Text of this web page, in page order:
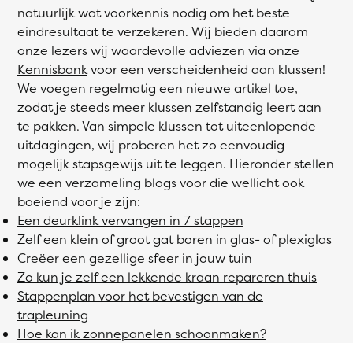
natuurlijk wat voorkennis nodig om het beste
eindresultaat te verzekeren. Wij bieden daarom
onze lezers wij waardevolle adviezen via onze
Kennisbankvoor een verscheidenheid aan klussen!
We voegen regelmatig een nieuwe artikel toe,
zodat je steeds meer klussen zelfstandig leert aan
te pakken. Van simpele klussen tot uiteenlopende
uitdagingen, wij proberen het zo eenvoudig
mogelijk stapsgewijs uit te leggen. Hieronder stellen
we een verzameling blogs voor die wellicht ook
boeiend voor je zijn:
Een deurklink vervangen in 7 stappen
Zelf een klein of groot gat boren in glas- of plexiglas
Creëer een gezellige sfeer in jouw tuin
Zo kun je zelf een lekkende kraan repareren thuis
Stappenplan voor het bevestigen van de
trapleuning
Hoe kan ik zonnepanelen schoonmaken?